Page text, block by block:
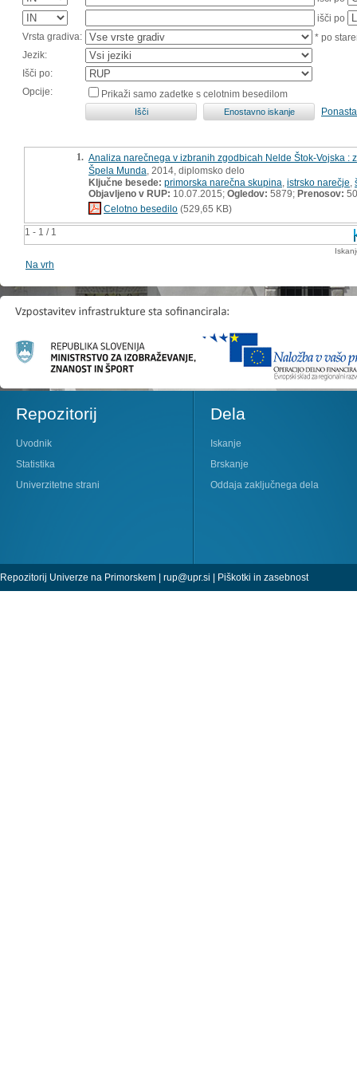
išči po
Vrsta gradiva:
* po
Jezik:
Išči po:
Opcije:
Prikaži samo zadetke s celotnim besedilom
1 - 1 / 1
1. Analiza narečnega v izbranih zgodbicah Nelde Štok-Vojska :
Špela Munda , 2014, diplomsko delo
Ključne besede: primorska narečna skupina istrsko narečje
Objavljeno v RUP: 10.07.2015; Ogledov: 5879; Prenosov: 50
Celotno besedilo (529,65 KB)
Na vrh
Repozitorij
Uvodnik
Statistika
Univerzitetne strani
Dela
Iskanje
Brskanje
Oddaja zaključnega dela
Repozitorij Univerze na Primorskem | rup@upr.si | Piškotki in zasebnost